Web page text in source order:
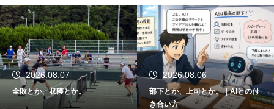
2026.08.07
全敗とか、収穫とか。
2026.08.06
部下とか、上司とか。｜AIとの付
き合い方